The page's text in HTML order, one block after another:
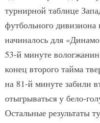
турнирной таблице
футбольного
начиналось для
53-й минуте
конец второго тайма
на 81-й минуте забили
отыгрываться у бело-
Остальные результаты